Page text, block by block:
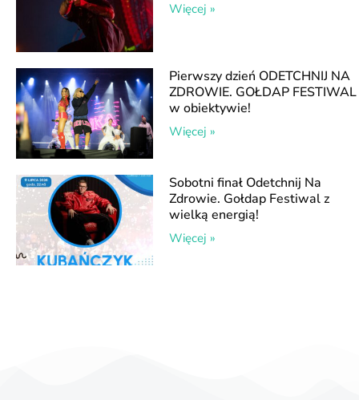
Więcej »
Pierwszy dzień ODETCHNIJ NA
ZDROWIE. GOŁDAP FESTIWAL
w obiektywie!
Więcej »
Sobotni finał Odetchnij Na
Zdrowie. Gołdap Festiwal z
wielką energią!
Więcej »